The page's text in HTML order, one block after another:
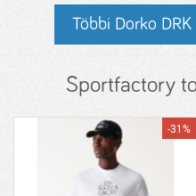
Többi Dorko DRK
Sportfactory
-31%